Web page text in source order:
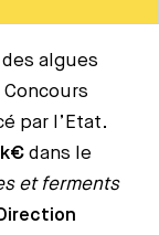
algues
par l’Etat.
dans le
et ferments
Direction